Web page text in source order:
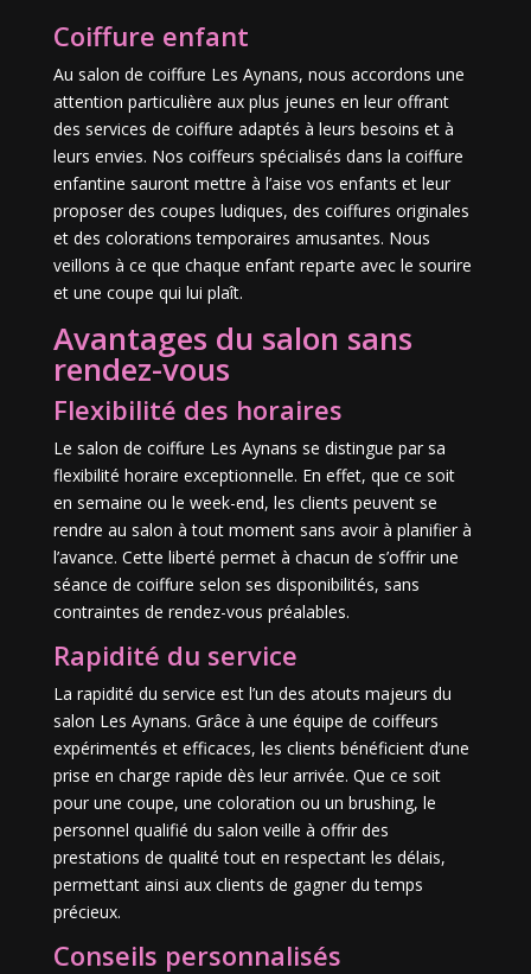
Coiffure enfant
Au salon de coiffure Les Aynans, nous accordons une
attention particulière aux plus jeunes en leur offrant
des services de coiffure adaptés à leurs besoins et à
leurs envies. Nos coiffeurs spécialisés dans la coiffure
enfantine sauront mettre à l’aise vos enfants et leur
proposer des coupes ludiques, des coiffures originales
et des colorations temporaires amusantes. Nous
veillons à ce que chaque enfant reparte avec le sourire
et une coupe qui lui plaît.
Avantages du salon sans
rendez-vous
Flexibilité des horaires
Le salon de coiffure Les Aynans se distingue par sa
flexibilité horaire exceptionnelle. En effet, que ce soit
en semaine ou le week-end, les clients peuvent se
rendre au salon à tout moment sans avoir à planifier à
l’avance. Cette liberté permet à chacun de s’offrir une
séance de coiffure selon ses disponibilités, sans
contraintes de rendez-vous préalables.
Rapidité du service
La rapidité du service est l’un des atouts majeurs du
salon Les Aynans. Grâce à une équipe de coiffeurs
expérimentés et efficaces, les clients bénéficient d’une
prise en charge rapide dès leur arrivée. Que ce soit
pour une coupe, une coloration ou un brushing, le
personnel qualifié du salon veille à offrir des
prestations de qualité tout en respectant les délais,
permettant ainsi aux clients de gagner du temps
précieux.
Conseils personnalisés